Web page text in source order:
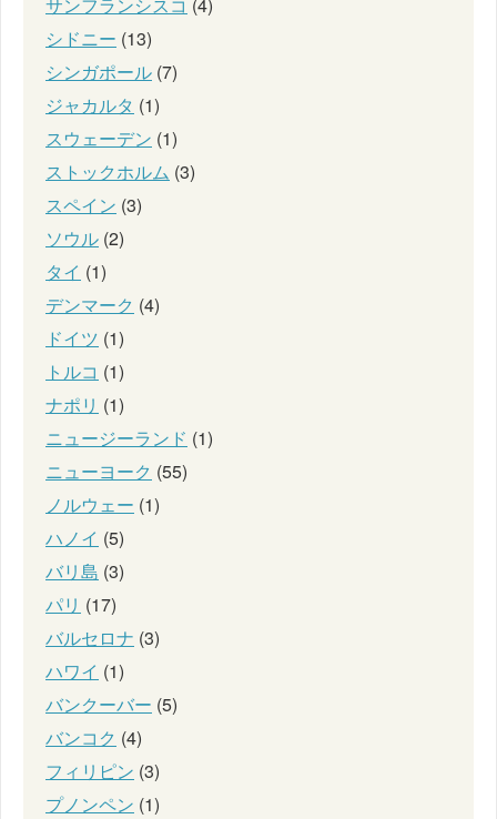
シドニー (13)
シンガポール (7)
ジャカルタ (1)
スウェーデン (1)
ストックホルム (3)
スペイン (3)
ソウル (2)
タイ (1)
デンマーク (4)
ドイツ (1)
トルコ (1)
ナポリ (1)
ニュージーランド (1)
ニューヨーク (55)
ノルウェー (1)
ハノイ (5)
バリ島 (3)
パリ (17)
バルセロナ (3)
ハワイ (1)
バンクーバー (5)
バンコク (4)
フィリピン (3)
プノンペン (1)